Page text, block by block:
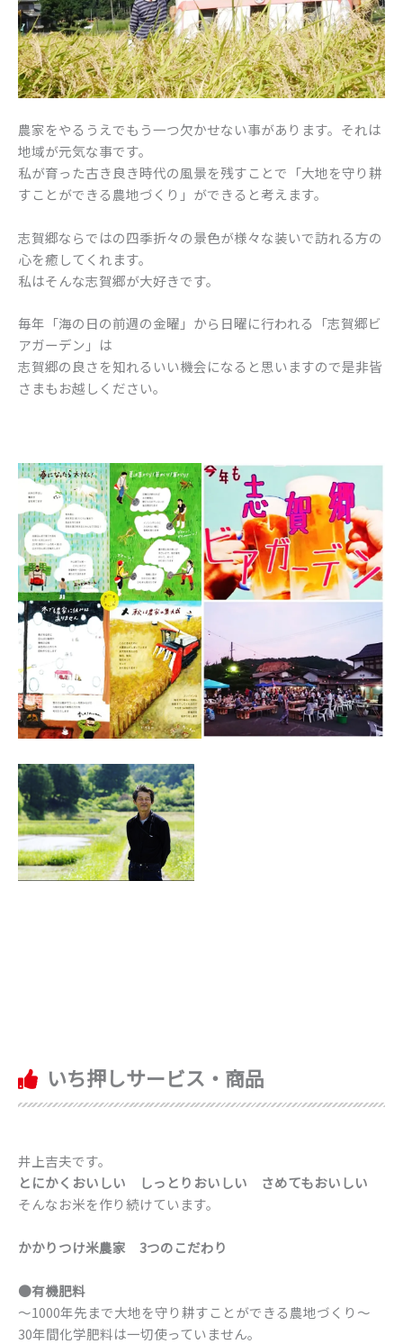
農家をやるうえでもう一つ欠かせない事があります。それは
地域が元気な事です。
私が育った古き良き時代の風景を残すことで「大地を守り耕
すことができる農地づくり」ができると考えます。
志賀郷ならではの四季折々の景色が様々な装いで訪れる方の
心を癒してくれます。
私はそんな志賀郷が大好きです。
毎年「海の日の前週の金曜」から日曜に行われる「志賀郷ビ
アガーデン」は
志賀郷の良さを知れるいい機会になると思いますので是非皆
さまもお越しください。
いち押しサービス・商品
井上吉夫です。
とにかくおいしい しっとりおいしい さめてもおいしい
そんなお米を作り続けています。
かかりつけ米農家 3つのこだわり
●有機肥料
〜1000年先まで大地を守り耕すことができる農地づくり〜
30年間化学肥料は一切使っていません。